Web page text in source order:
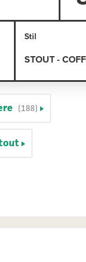
Stil
STOUT -
(188)